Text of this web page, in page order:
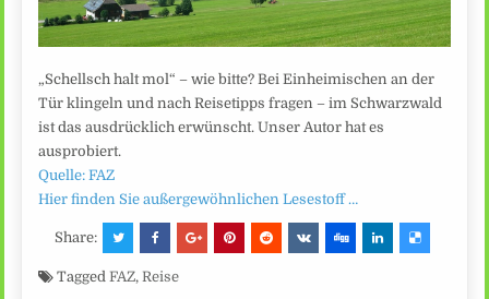
„Schellsch halt mol“ – wie bitte? Bei Einheimischen an der
Tür klingeln und nach Reisetipps fragen – im Schwarzwald
ist das ausdrücklich erwünscht. Unser Autor hat es
ausprobiert.
Quelle: FAZ
Hier finden Sie außergewöhnlichen Lesestoff …
Share:
TaggedFAZ, Reise